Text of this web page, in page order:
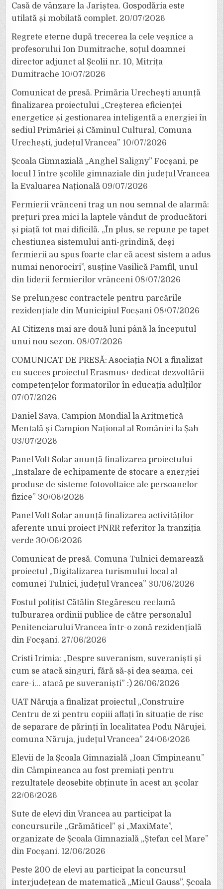
Casă de vânzare la Jariștea. Gospodăria este
utilată și mobilată complet. 20/07/2026
Regrete eterne după trecerea la cele veșnice a
profesorului Ion Dumitrache, soțul doamnei
director adjunct al Școlii nr. 10, Mitrița
Dumitrache 10/07/2026
Comunicat de presă. Primăria Urechești anunță
finalizarea proiectului „Creșterea eficienței
energetice și gestionarea inteligentă a energiei în
sediul Primăriei și Căminul Cultural, Comuna
Urechești, județul Vrancea” 10/07/2026
Școala Gimnazială „Anghel Saligny” Focșani, pe
locul I între școlile gimnaziale din județul Vrancea
la Evaluarea Națională 09/07/2026
Fermierii vrânceni trag un nou semnal de alarmă:
prețuri prea mici la laptele vândut de producători
și piață tot mai dificilă. „În plus, se repune pe tapet
chestiunea sistemului anti-grindină, deși
fermierii au spus foarte clar că acest sistem a adus
numai nenorociri”, susține Vasilică Pamfil, unul
din liderii fermierilor vrânceni 08/07/2026
Se prelungesc contractele pentru parcările
rezidențiale din Municipiul Focșani 08/07/2026
AI Citizens mai are două luni până la începutul
unui nou sezon. 08/07/2026
COMUNICAT DE PRESĂ: Asociația NOI a finalizat
cu succes proiectul Erasmus+ dedicat dezvoltării
competențelor formatorilor în educația adulților
07/07/2026
Daniel Sava, Campion Mondial la Aritmetică
Mentală și Campion Național al României la Șah
03/07/2026
Panel Volt Solar anunță finalizarea proiectului
„Instalare de echipamente de stocare a energiei
produse de sisteme fotovoltaice ale persoanelor
fizice” 30/06/2026
Panel Volt Solar anunță finalizarea activităților
aferente unui proiect PNRR referitor la tranziția
verde 30/06/2026
Comunicat de presă. Comuna Tulnici demarează
proiectul „Digitalizarea turismului local al
comunei Tulnici, județul Vrancea” 30/06/2026
Fostul polițist Cătălin Stegărescu reclamă
tulburarea ordinii publice de către personalul
Penitenciarului Vrancea într-o zonă rezidențială
din Focșani. 27/06/2026
Cristi Irimia: „Despre suveranism, suveraniști și
cum se atacă singuri, fără să-și dea seama, cei
care-i… atacă pe suveraniști” :) 26/06/2026
UAT Năruja a finalizat proiectul „Construire
Centru de zi pentru copiii aflați în situație de risc
de separare de părinți în localitatea Podu Nărujei,
comuna Năruja, județul Vrancea” 24/06/2026
Elevii de la Școala Gimnazială „Ioan Cîmpineanu”
din Câmpineanca au fost premiați pentru
rezultatele deosebite obținute în acest an școlar
22/06/2026
Sute de elevi din Vrancea au participat la
concursurile „Grămăticel” și „MaxiMate”,
organizate de Școala Gimnazială „Ștefan cel Mare”
din Focșani. 12/06/2026
Peste 200 de elevi au participat la concursul
interjudețean de matematică „Micul Gauss”, Școala